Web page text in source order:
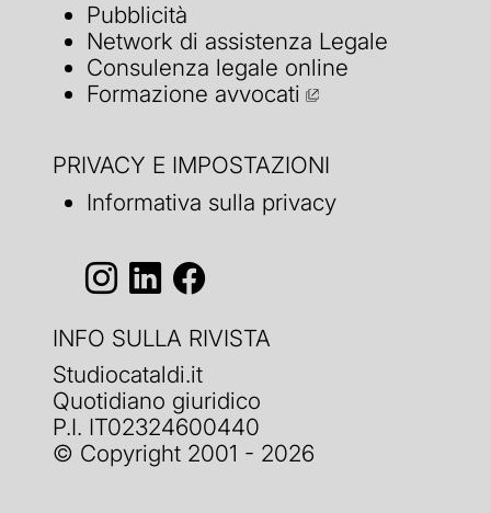
Pubblicità
Network di assistenza Legale
Consulenza legale online
Formazione avvocati
PRIVACY E IMPOSTAZIONI
Informativa sulla privacy
INFO SULLA RIVISTA
Studiocataldi.it
Quotidiano giuridico
P.I. IT02324600440
© Copyright 2001 - 2026